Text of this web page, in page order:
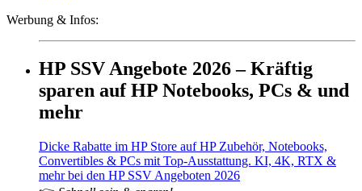
Werbung & Infos:
HP SSV Angebote 2026 – Kräftig
sparen auf HP Notebooks, PCs & und
mehr
Dicke Rabatte im HP Store auf HP Zubehör, Notebooks,
Convertibles & PCs mit Top-Ausstattung. KI, 4K, RTX &
mehr bei den HP SSV Angeboten 2026